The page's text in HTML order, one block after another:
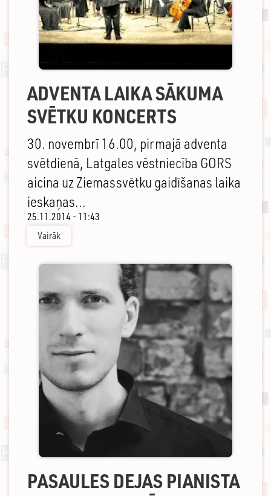
ADVENTA LAIKA SĀKUMA
SVĒTKU KONCERTS
30. novembrī 16.00, pirmajā adventa
svētdienā, Latgales vēstniecība GORS
aicina uz Ziemassvētku gaidīšanas laika
ieskaņas...
25.11.2014 - 11:43
Vairāk
PASAULES DEJAS PIANISTA